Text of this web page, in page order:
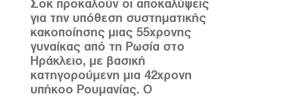
Σοκ προκαλούν οι αποκαλύψεις
για την υπόθεση συστηματικής
κακοποίησης μιας 55χρονης
γυναίκας από τη Ρωσία στο
Ηράκλειο, με βασική
κατηγορούμενη μια 42χρονη
υπήκοο Ρουμανίας. Ο